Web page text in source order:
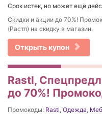
Срок истек, но может ещё
Скидки и акции до 70%!
(Растл) на скидку в магазин.
Открыть купон
Rastl,
до 70%!
Промокоды: Rastl, Одежда,